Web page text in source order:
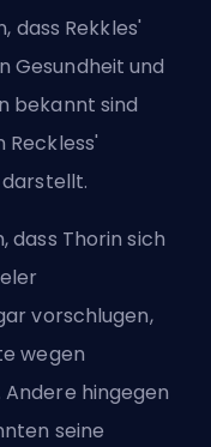
dass Rekkles'
Gesundheit und
bekannt sind
Reckless'
dass Thorin sich
vorschlugen,
wegen
hingegen
seine